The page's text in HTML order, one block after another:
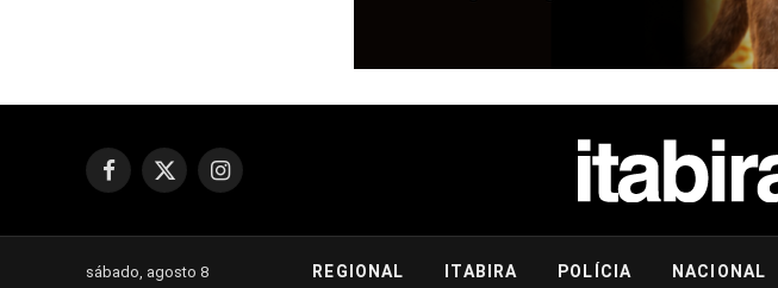
Facebook
X
Instagram
sábado, agosto 8 REGIONAL ITABIRA POLÍCIA NACIONAL